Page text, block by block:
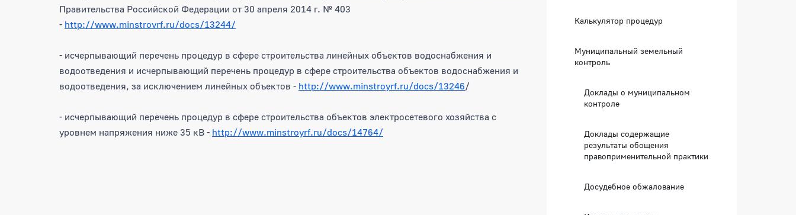
Правительства Российской Федерации от 30 апреля 2014 г. № 403
- http://www.minstrovrf.ru/docs/13244/
- исчерпывающий перечень процедур в сфере строительства линейных объектов водоснабжения и
водоотведения и исчерпывающий перечень процедур в сфере строительства объектов водоснабжения и
водоотведения, за исключением линейных объектов - http://www.minstroyrf.ru/docs/13246/
- исчерпывающий перечень процедур в сфере строительства объектов электросетевого хозяйства с
уровнем напряжения ниже 35 кВ - http://www.minstroyrf.ru/docs/14764/
Калькулятор процедур
Муниципальный земельный
контроль
Доклады о муниципальном
контроле
Доклады содержащие
результаты обощения
правоприменительной практики
Досудебное обжалование